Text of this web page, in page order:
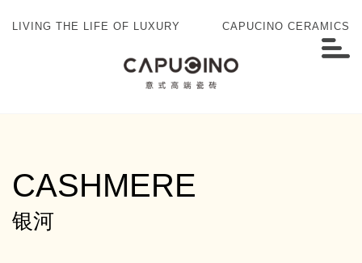
LIVING THE LIFE OF LUXURY CAPUCINO CERAMICS
CASHMERE
银河